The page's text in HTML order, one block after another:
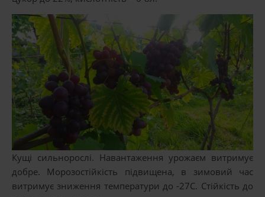
Кущі сильнорослі. Навантаження урожаєм витримує
добре. Морозостійкість підвищена, в зимовий час
витримує зниження температури до -27С. Стійкість до